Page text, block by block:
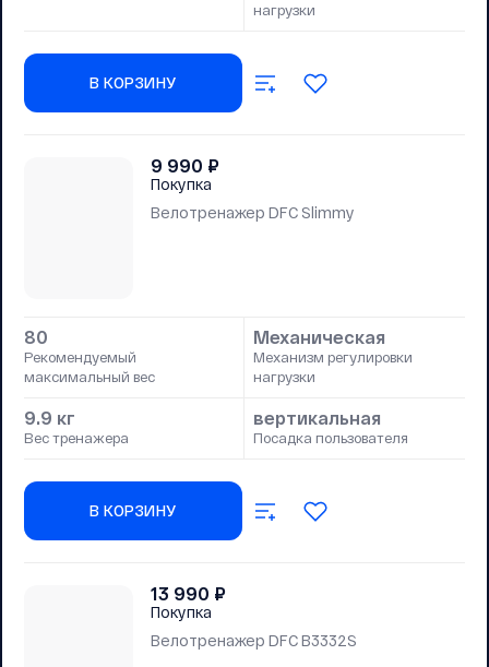
нагрузки
В КОРЗИНУ
9 990 ₽
Покупка
Велотренажер DFC Slimmy
80
Рекомендуемый
максимальный вес
Механическая
Механизм регулировки
нагрузки
9.9 кг
Вес тренажера
вертикальная
Посадка пользователя
В КОРЗИНУ
13 990 ₽
Покупка
Велотренажер DFC B3332S